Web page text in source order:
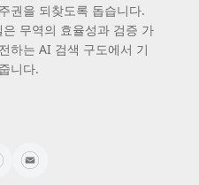
권을 되찾도록 돕습니다.
은 무역의 효율성과 검증 가
하는 AI 검색 구도에서 기
니다.